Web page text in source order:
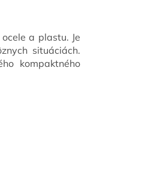
a plastu. Je
situáciách.
kompaktného